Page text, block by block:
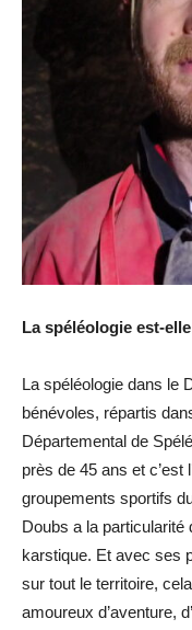
La spéléologie est-
La spéléologie dans le
bénévoles, répartis
Départemental de
près de 45 ans et c’est
groupements sportifs
Doubs a la particularité
karstique. Et avec ses
sur tout le territoire,
amoureux d’aventure,